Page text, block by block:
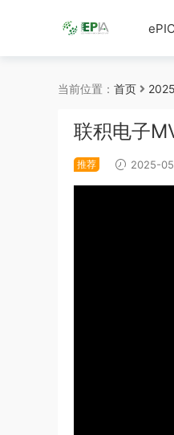
当前位置： 首页
联积电子
推荐 2025-